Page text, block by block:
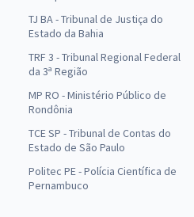
TJ BA - Tribunal de Justiça do
Estado da Bahia
TRF 3 - Tribunal Regional Federal
da 3ª Região
MP RO - Ministério Público de
Rondônia
TCE SP - Tribunal de Contas do
Estado de São Paulo
Politec PE - Polícia Científica de
Pernambuco